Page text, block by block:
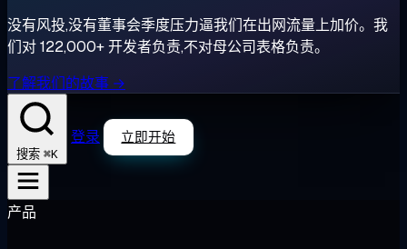
没有风投,没有董事会季度压力逼我们在出网流量上加价。我
们对 122,000+ 开发者负责,不对母公司表格负责。
了解我们的故事 →
搜索 ⌘K
登录 立即开始
产品